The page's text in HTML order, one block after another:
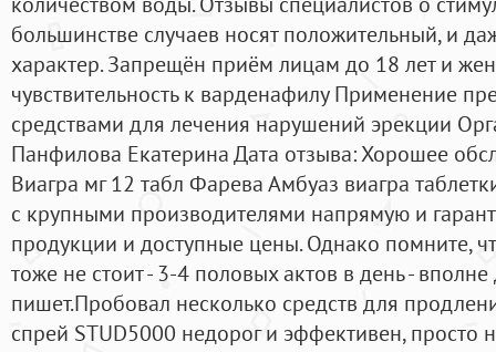
большинстве случаев носят положительный, и
характер. Запрещён приём лицам до 18 лет и
чувствительность к варденафилу Применение
средствами для лечения нарушений эрекции
Панфилова Екатерина Дата отзыва: Хорошее
Виагра мг 12 табл Фарева Амбуаз виагра
с крупными производителями напрямую и
продукции и доступные цены. Однако помните,
тоже не стоит - 3-4 половых актов в день -
пишет.Пробовал несколько средств для
спрей STUD5000 недорог и эффективен, просто